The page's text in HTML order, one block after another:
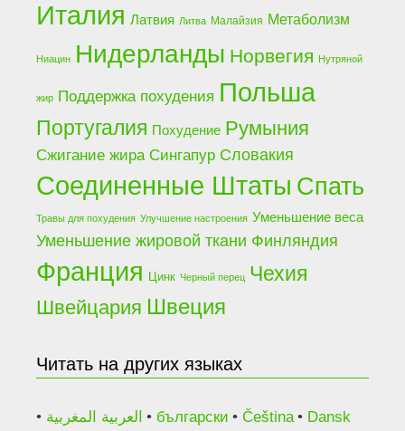
Италия Латвия Литва Малайзия Метаболизм
Ниацин Нидерланды Норвегия Нутряной
жир Поддержка похудения Польша
Португалия Похудение Румыния
Сжигание жира Сингапур Словакия
Соединенные Штаты Спать
Травы для похудения Улучшение настроения Уменьшение веса
Уменьшение жировой ткани Финляндия
Франция Цинк Черный перец Чехия
Швейцария Швеция
Читать на других языках
العربية المغربية български Čeština
Dansk